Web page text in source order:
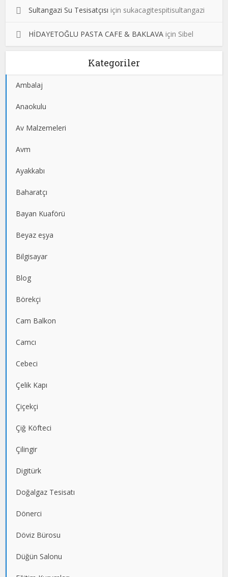
Sultangazi Su Tesisatçısı için sukacagitespitisultangazi
HİDAYETOĞLU PASTA CAFE & BAKLAVA için Sibel
Kategoriler
Ambalaj
Anaokulu
Av Malzemeleri
Avm
Ayakkabı
Baharatçı
Bayan Kuaförü
Beyaz eşya
Bilgisayar
Blog
Börekçi
Cam Balkon
Camcı
Cebeci
Çelik Kapı
Çiçekçi
Çiğ Köfteci
Çilingir
Digitürk
Doğalgaz Tesisatı
Dönerci
Döviz Bürosu
Düğün Salonu